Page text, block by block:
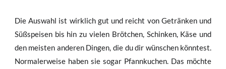
Die Auswahl ist wirklich gut und reicht von Getränken und
Süßspeisen bis hin zu vielen Brötchen, Schinken, Käse und
den meisten anderen Dingen, die du dir wünschen könntest.
Normalerweise haben sie sogar Pfannkuchen. Das möchte